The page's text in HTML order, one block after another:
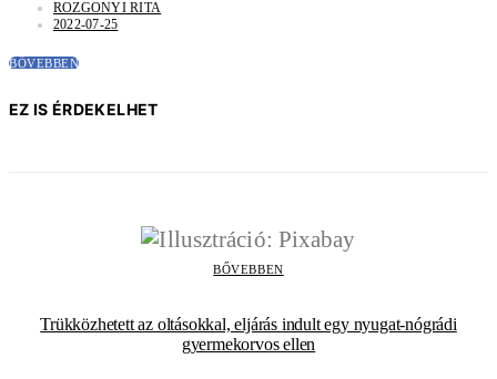
ROZGONYI RITA
2022-07-25
BŐVEBBEN
EZ IS ÉRDEKELHET
BŐVEBBEN
Trükközhetett az oltásokkal, eljárás indult egy nyugat-nógrádi
gyermekorvos ellen